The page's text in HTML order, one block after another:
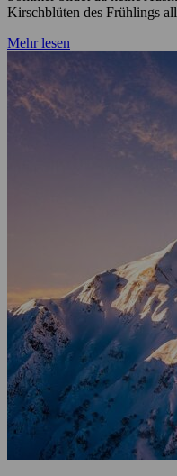
Kirschblüten des Frühlings
Mehr lesen